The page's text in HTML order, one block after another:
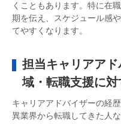
くこともあります。特に在
期を伝え、スケジュール感
てやすくなります。
担当キャリアア
域・転職支援に
キャリアアドバイザーの経
異業界から転職してきた人